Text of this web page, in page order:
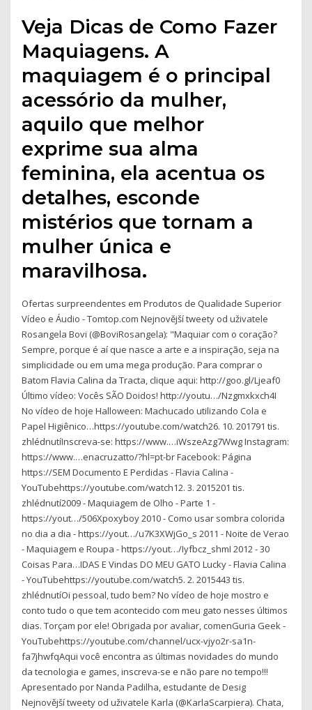
Veja Dicas de Como Fazer
Maquiagens. A
maquiagem é o principal
acessório da mulher,
aquilo que melhor
exprime sua alma
feminina, ela acentua os
detalhes, esconde
mistérios que tornam a
mulher única e
maravilhosa.
Ofertas surpreendentes em Produtos de Qualidade Superior
Vídeo e Áudio - Tomtop.com Nejnovější tweety od uživatele
Rosangela Bovi (@BoviRosangela): "Maquiar com o coração?
Sempre, porque é aí que nasce a arte e a inspiração, seja na
simplicidade ou em uma mega produção. Para comprar o
Batom Flavia Calina da Tracta, clique aqui: http://goo.gl/Ljeaf0
Último vídeo: Vocês SÃO Doidos! http://youtu…/Nzgmxkxch4I
No vídeo de hoje Halloween: Machucado utilizando Cola e
Papel Higiênico…https://youtube.com/watch26. 10. 201791 tis.
zhlédnutíInscreva-se: https://www.…iWszeAzg7Wwg Instagram:
https://www.…enacruzatto/?hl=pt-br Facebook: Página
https://SEM Documento E Perdidas - Flavia Calina -
YouTubehttps://youtube.com/watch12. 3. 2015201 tis.
zhlédnutí2009 - Maquiagem de Olho - Parte 1 -
https://yout…/506Xpoxyboy 2010 - Como usar sombra colorida
no dia a dia - https://yout…/u7K3XWjGo_s 2011 - Noite de Verao
- Maquiagem e Roupa - https://yout…/Iyfbcz_shmI 2012 - 30
Coisas Para…IDAS E Vindas DO MEU GATO Lucky - Flavia Calina
- YouTubehttps://youtube.com/watch5. 2. 2015443 tis.
zhlédnutíOi pessoal, tudo bem? No vídeo de hoje mostro e
conto tudo o que tem acontecido com meu gato nesses últimos
dias. Torçam por ele! Obrigada por avaliar, comenGuria Geek -
YouTubehttps://youtube.com/channel/ucx-vjyo2r-sa1n-
fa7jhwfqAqui você encontra as últimas novidades do mundo
da tecnologia e games, inscreva-se e não pare no tempo!!!
Apresentado por Nanda Padilha, estudante de Desig
Nejnovější tweety od uživatele Karla (@KarlaScarpiera). Chata,